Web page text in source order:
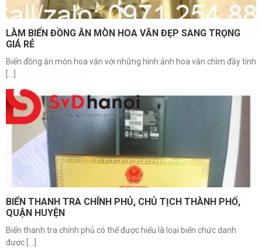
LÀM BIỂN ĐỒNG ĂN MÒN HOA VĂN ĐẸP SANG TRỌNG
GIÁ RẺ
Biển đồng ăn mòn hoa văn với những hình ảnh hoa văn chìm đầy tính
BIỂN THANH TRA CHÍNH PHỦ, CHỦ TỊCH THÀNH PHỐ,
QUẬN HUYỆN
Biển thanh tra chính phủ có thể được hiểu là loại biển chức danh
được [...]